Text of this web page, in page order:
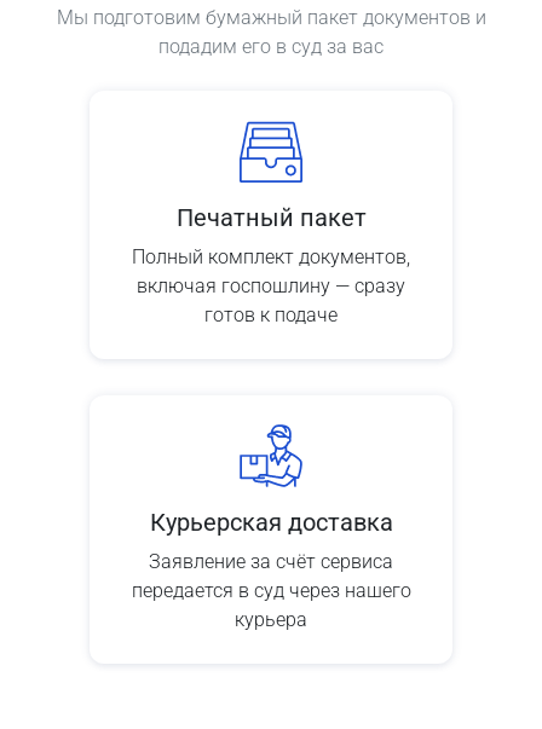
Мы подготовим бумажный пакет документов и
подадим его в суд за вас
Печатный пакет
Полный комплект документов,
включая госпошлину — сразу
готов к подаче
Курьерская доставка
Заявление за счёт сервиса
передается в суд через нашего
курьера